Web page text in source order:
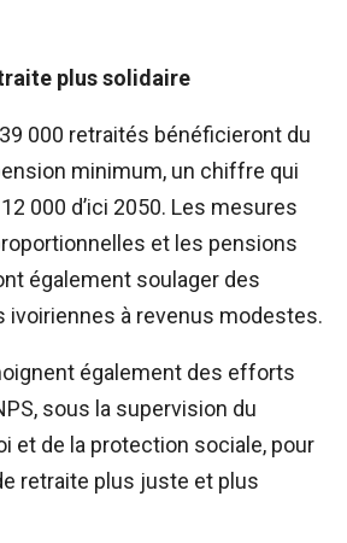
plus solidaire
000 retraités bénéficieront du
minimum, un chiffre qui
000 d’ici 2050. Les mesures
et les pensions
également soulager des
ivoiriennes à revenus modestes.
également des efforts
sous la supervision du
et de la protection sociale, pour
retraite plus juste et plus